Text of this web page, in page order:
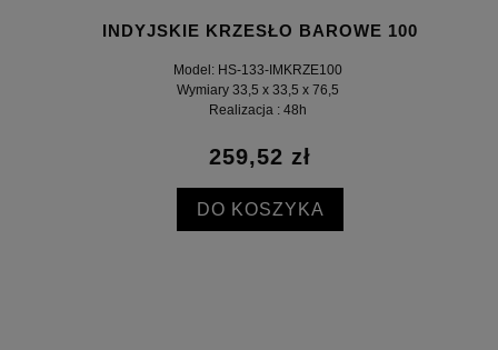
INDYJSKIE KRZESŁO BAROWE 100
Model: HS-133-IMKRZE100
Wymiary 33,5 x 33,5 x 76,5
Realizacja : 48h
259,52 zł
DO KOSZYKA